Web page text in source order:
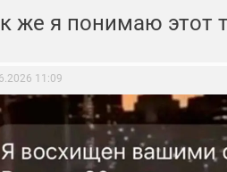
же я понимаю этот
11:09